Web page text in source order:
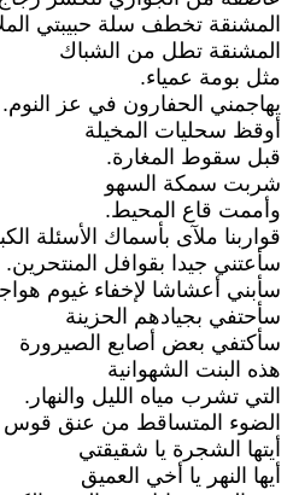
المشنقة تخطف سلة حبيبتي
المشنقة تطل من الشباك
مثل بومة عمياء.
يهاجمني الحفارون في عز النوم.
أوقظ سحليات المخيلة
قبل سقوط المغارة.
شربت سمكة السهو
وأممت قاع المحيط.
قواربنا ملآى بأسماك الأسئلة
سأعتني جيدا بقوافل المنتحرين.
سأبني أعشاشا لإخفاء غيوم
سأحتفي بجيادهم الحزينة
سأكتفي بعض أصابع الصيرورة
هذه البنت الشهوانية
التي تشرب مياه الليل والنهار.
الضوء المتساقط من عنق
أيتها الشجرة يا شقيقتي
أيها النهر يا أخي العميق